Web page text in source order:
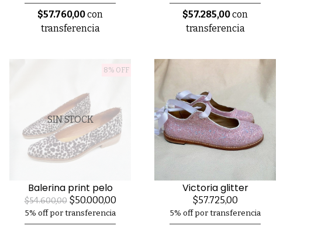
$57.760,00con
transferencia
$57.285,00con
transferencia
8% OFF
SIN STOCK
Balerina print pelo
$54.600,00$50.000,00
5% off por transferencia
Victoria glitter
$57.725,00
5% off por transferencia